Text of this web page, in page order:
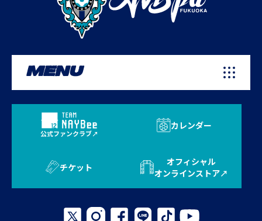
MENU
公式ファンクラブ
カレンダー
チケット
オフィシャル
オンラインストア